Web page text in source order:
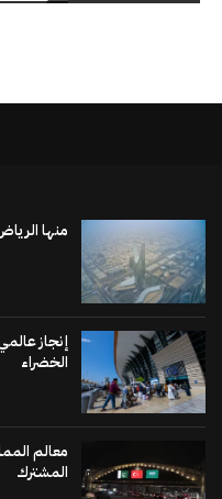
منها
إنجاز
الخضراء
معالم
المشترك